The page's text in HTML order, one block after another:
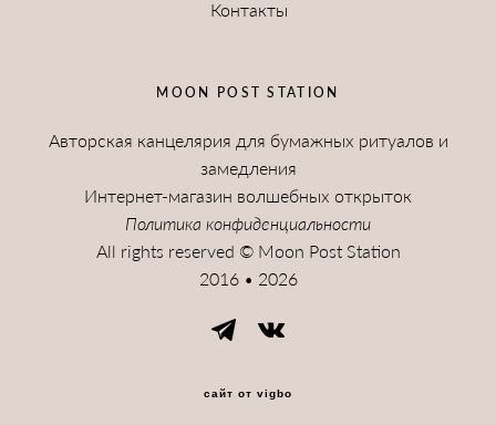
Контакты
MOON POST STATION
Авторская канцелярия для бумажных ритуалов и
замедления
Интернет-магазин волшебных открыток
Политика конфиденциальности
All rights reserved © Moon Post Station
2016 • 2026
сайт от vigbo